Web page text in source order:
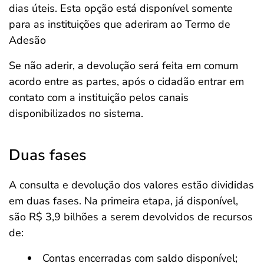
dias úteis. Esta opção está disponível somente
para as instituições que aderiram ao Termo de
Adesão
Se não aderir, a devolução será feita em comum
acordo entre as partes, após o cidadão entrar em
contato com a instituição pelos canais
disponibilizados no sistema.
Duas fases
A consulta e devolução dos valores estão divididas
em duas fases. Na primeira etapa, já disponível,
são R$ 3,9 bilhões a serem devolvidos de recursos
de:
Contas encerradas com saldo disponível;